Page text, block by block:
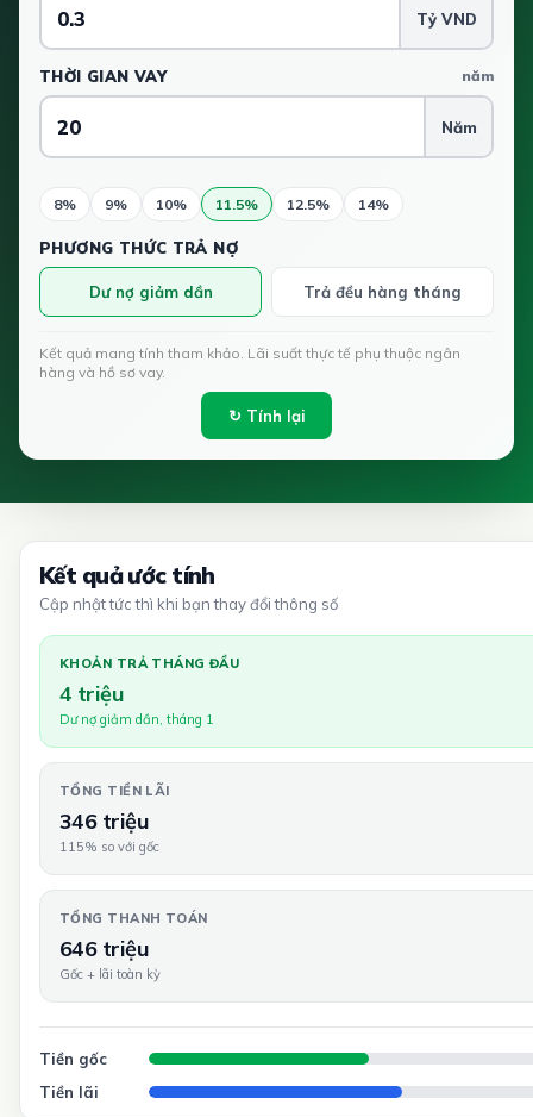
Tỷ VND
THỜI GIAN VAY năm
Năm
8% 9% 10% 11.5% 12.5% 14%
PHƯƠNG THỨC TRẢ NỢ
Dư nợ giảm dần Trả đều hàng tháng
Kết quả mang tính tham khảo. Lãi suất thực tế phụ thuộc ngân
hàng và hồ sơ vay.
↻ Tính lại
Kết quả ước tính
Cập nhật tức thì khi bạn thay đổi thông số
KHOẢN TRẢ THÁNG ĐẦU
4 triệu
Dư nợ giảm dần, tháng 1
TỔNG TIỀN LÃI
346 triệu
115% so với gốc
TỔNG THANH TOÁN
646 triệu
Gốc + lãi toàn kỳ
Tiền gốc
Tiền lãi